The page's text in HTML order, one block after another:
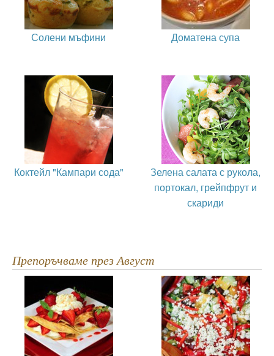
Солени мъфини Доматена супа
Коктейл "Кампари сода"
Зелена салата с рукола,
портокал, грейпфрут и
скариди
Препоръчваме през Август